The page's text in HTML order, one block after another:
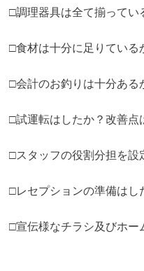
□調理器具は全て揃ってい
□食材は十分に足りている
□会計のお釣りは十分ある
□試運転はしたか？改善点
□スタッフの役割分担を設
□レセプションの準備はし
□宣伝様なチラシ及びホー